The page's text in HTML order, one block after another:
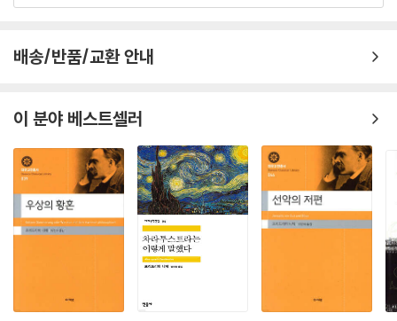
배송/반품/교환 안내
이 분야 베스트셀러